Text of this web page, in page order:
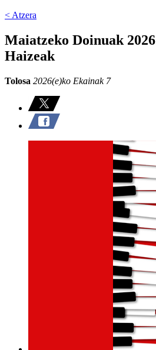
< Atzera
Maiatzeko Doinuak
Haizeak
Tolosa 2026(e)ko Ekainak 7